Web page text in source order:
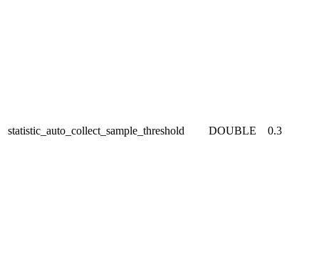
statistic_auto_collect_sample_threshold DOUBLE 0.3